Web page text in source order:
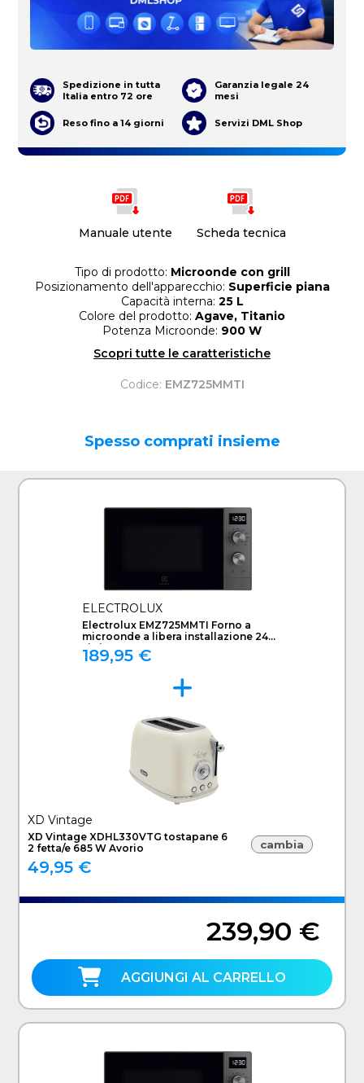
Manuale utente Scheda tecnica
Tipo di prodotto: Microonde con grill
Posizionamento dell'apparecchio: Superficie piana
Capacità interna: 25 L
Colore del prodotto: Agave, Titanio
Potenza Microonde: 900 W
Scopri tutte le caratteristiche
Codice: EMZ725MMTI
Spedizione in tutta
Italia entro 72 ore
Garanzia legale 24
mesi
Reso fino a 14 giorni Servizi DML Shop
Spesso comprati insieme
ELECTROLUX
Electrolux EMZ725MMTI Forno a
microonde a libera installazione 24
Litri
189,95 €
XD Vintage
XD Vintage XDHL330VTG tostapane 6
2 fetta/e 685 W Avorio
49,95 €
cambia
239,90 €
AGGIUNGI AL CARRELLO